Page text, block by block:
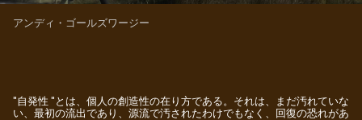
アンディ・ゴールズワージー
"自発性 "とは、個人の創造性の在り方である。それは、まだ汚れていな
い、最初の流出であり、源流で汚されたわけでもなく、回復の恐れがあ